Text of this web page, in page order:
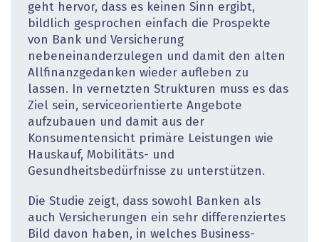
geht hervor, dass es keinen Sinn ergibt,
bildlich gesprochen einfach die Prospekte
von Bank und Versicherung
nebeneinanderzulegen und damit den alten
Allfinanzgedanken wieder aufleben zu
lassen. In vernetzten Strukturen muss es das
Ziel sein, serviceorientierte Angebote
aufzubauen und damit aus der
Konsumentensicht primäre Leistungen wie
Hauskauf, Mobilitäts- und
Gesundheitsbedürfnisse zu unterstützen.
Die Studie zeigt, dass sowohl Banken als
auch Versicherungen ein sehr differenziertes
Bild davon haben, in welches Business-